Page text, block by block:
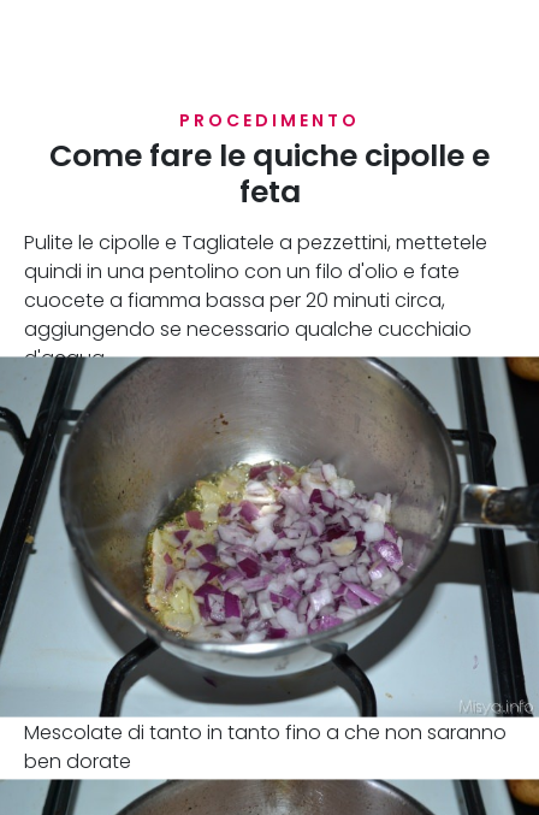
PROCEDIMENTO
Come fare le quiche cipolle e
feta
Pulite le cipolle e Tagliatele a pezzettini, mettetele
quindi in una pentolino con un filo d'olio e fate
cuocete a fiamma bassa per 20 minuti circa,
aggiungendo se necessario qualche cucchiaio
d'acqua.
Mescolate di tanto in tanto fino a che non saranno
ben dorate